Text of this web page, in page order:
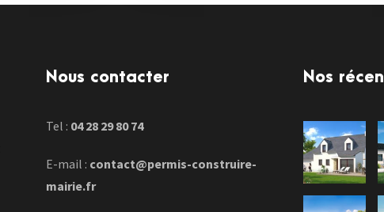
Nous contacter
Tel : 04 28 29 80 74
E-mail : contact@permis-construire-
mairie.fr
Nos